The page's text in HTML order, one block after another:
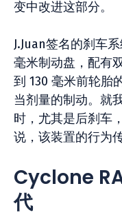
变中改进这部分。
J.Juan签名的刹车
毫米制动盘，配有
到 130 毫米前轮胎
当剂量的制动。就
时，尤其是后刹车
说，该装置的行为
Cyclone
代